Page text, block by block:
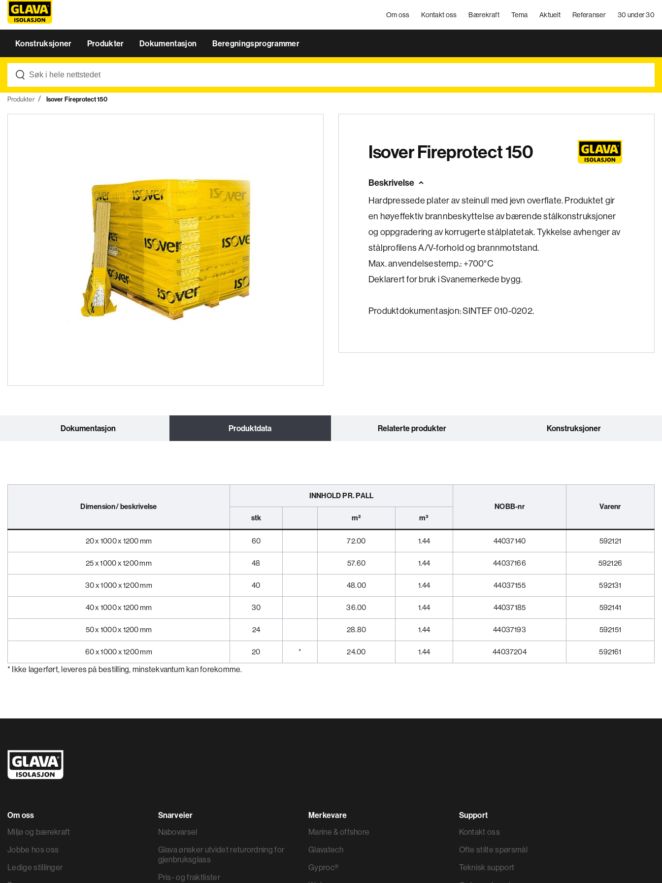
Om oss Kontakt oss Bærekraft Tema Aktuelt Referanser 30 under 30
Konstruksjoner Produkter Dokumentasjon Beregningsprogrammer
Produkter Isover Fireprotect 150
Isover Fireprotect 150
Beskrivelse
Hardpressede plater av steinull med jevn overflate. Produktet gir
en høyeffektiv brannbeskyttelse av bærende stålkonstruksjoner
og oppgradering av korrugerte stålplatetak. Tykkelse avhenger av
stålprofilens A/V-forhold og brannmotstand.
Max. anvendelsestemp.: +700°C
Deklarert for bruk i Svanemerkede bygg.
Produktdokumentasjon: SINTEF 010-0202.
Dokumentasjon Produktdata Relaterte produkter Konstruksjoner
Dimension/ beskrivelse
INNHOLD PR. PALL
NOBB-nr
Varenr
stk
m² m³
20 x 1000 x 1200 mm 60 72.00 1.44 44037140 592121
25 x 1000 x 1200 mm 48 57.60 1.44 44037166 592126
30 x 1000 x 1200 mm 40 48.00 1.44 44037155 592131
40 x 1000 x 1200 mm 30 36.00 1.44 44037185 592141
50 x 1000 x 1200 mm 24 28.80 1.44 44037193 592151
60 x 1000 x 1200 mm 20 * 24.00 1.44 44037204 592161
* Ikke lagerført, leveres på bestilling, minstekvantum kan forekomme.
Om oss
Miljø og bærekraft
Jobbe hos oss
Ledige stillinger
Snarveier
Nabovarsel
Glava ønsker utvidet returordning for
gjenbruksglass
Pris- og fraktlister
Merkevare
Marine & offshore
Glavatech
Gyproc®
Support
Kontakt oss
Ofte stilte spørsmål
Teknisk support